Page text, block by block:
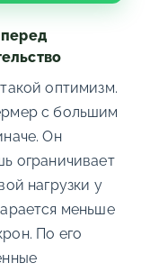
оптимизм.
с большим
Он
ограничивает
нагрузки у
меньше
По его